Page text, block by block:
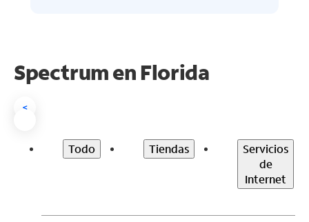
Spectrum en Florida
<
Todo Tiendas
Servicios
de
Internet